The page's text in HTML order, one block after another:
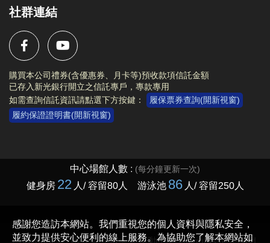
社群連結
購買本公司禮券(含優惠券、月卡等)預收款項信託金額
已存入新光銀行開立之信託專戶，專款專用
如需查詢信託資訊請點選下方按鍵：
履保票券查詢(開新視窗)
履約保證證明書(開新視窗)
Copyright © 2023 臺北市大安運動中心 All rights reserved.